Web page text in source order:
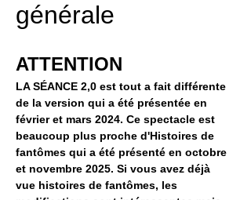
générale
ATTENTION
LA SÉANCE 2,0 est tout a fait différente
de la version qui a été présentée en
février et mars 2024. Ce spectacle est
beaucoup plus proche d'Histoires de
fantômes qui a été présenté en octobre
et novembre 2025. Si vous avez déjà
vue histoires de fantômes, les